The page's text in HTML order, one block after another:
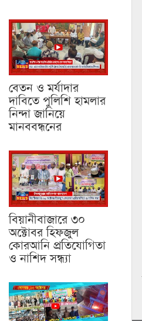
বেতন ও মর্যাদার
দাবিতে পুলিশি হামলার
নিন্দা জানিয়ে
মানববন্ধনের
বিয়ানীবাজারে ৩০
অক্টোবর হিফজুল
কোরআনি প্রতিযোগিতা
ও নাশিদ সন্ধ্যা